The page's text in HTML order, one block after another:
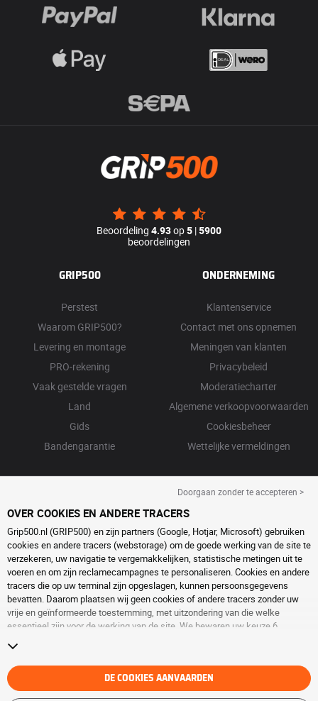
Beoordeling 4.93op5 |5900
beoordelingen
GRIP500
Perstest
Waarom GRIP500?
Levering en montage
PRO-rekening
Vaak gestelde vragen
Land
Gids
Bandengarantie
ONDERNEMING
Klantenservice
Contact met ons opnemen
Meningen van klanten
Privacybeleid
Moderatiecharter
Algemene verkoopvoorwaarden
Cookiesbeheer
Wettelijke vermeldingen
Doorgaan zonder te accepteren >
OVER COOKIES EN ANDERE TRACERS
Grip500.nl (GRIP500) en zijn partners (Google, Hotjar, Microsoft) gebruiken
cookies en andere tracers (webstorage) om de goede werking van de site te
verzekeren, uw navigatie te vergemakkelijken, statistische metingen uit te
voeren en om zijn reclamecampagnes te personaliseren. Cookies en andere
tracers die op uw terminal zijn opgeslagen, kunnen persoonsgegevens
bevatten. Daarom plaatsen wij geen cookies of andere tracers zonder uw
vrije en geïnformeerde toestemming, met uitzondering van die welke
essentieel zijn voor de werking van de site. We bewaren uw keuze 6
pagina over
verder te surfen zonder het deponeren van cookies of andere tracers te
aanvaarden. Weigering verhindert de toegang tot diensten niet GRIP500.
Voor meer informatie,bezoek de cookies en andere tracerspagina.
DE COOKIES AANVAARDEN